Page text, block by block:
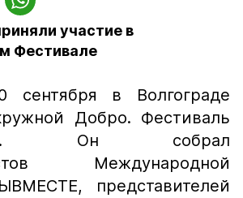
участие в
Фестивале
в Волгограде
Добро. Фестиваль
Он собрал
Международной
представителей